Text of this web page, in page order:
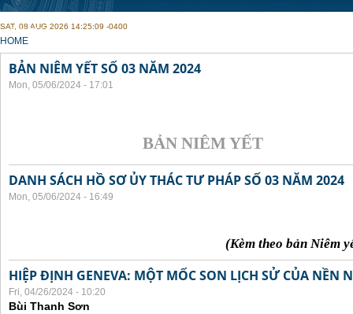
BUSINESS
SAT, 08 AUG 2026 14:25:09 -0400
YOU ARE HERE
HOME
BẢN NIÊM YẾT SỐ 03 NĂM 2024
Mon, 05/06/2024 - 17:01
BẢN NIÊM YẾT
DANH SÁCH HỒ SƠ ỦY THÁC TƯ PHÁP SỐ 03 NĂM 2024
Mon, 05/06/2024 - 16:49
(Kèm theo bản Niêm
HIỆP ĐỊNH GENEVA: MỘT MỐC SON LỊCH SỬ CỦA NỀN
Fri, 04/26/2024 - 10:20
Bùi Thanh Sơn